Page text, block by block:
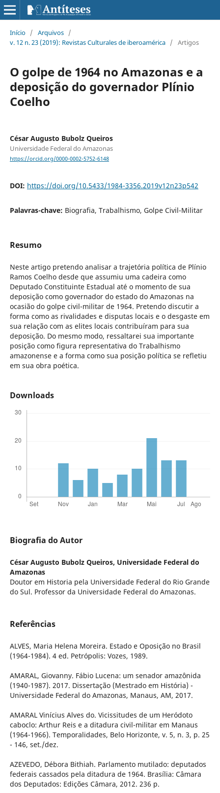
Início / Arquivos /
v. 12 n. 23 (2019): Revistas Culturales de iberoamérica / Artigos
O golpe de 1964 no Amazonas e a
deposição do governador Plínio
Coelho
César Augusto Bubolz Queiros
Universidade Federal do Amazonas
https://orcid.org/0000-0002-5752-6148
DOI: https://doi.org/10.5433/1984-3356.2019v12n23p542
Palavras-chave: Biografia, Trabalhismo, Golpe Civil-Militar
Resumo
Neste artigo pretendo analisar a trajetória política de Plínio
Ramos Coelho desde que assumiu uma cadeira como
Deputado Constituinte Estadual até o momento de sua
deposição como governador do estado do Amazonas na
ocasião do golpe civil-militar de 1964. Pretendo discutir a
forma como as rivalidades e disputas locais e o desgaste em
sua relação com as elites locais contribuíram para sua
deposição. Do mesmo modo, ressaltarei sua importante
posição como figura representativa do Trabalhismo
amazonense e a forma como sua posição política se refletiu
em sua obra poética.
Downloads
Biografia do Autor
César Augusto Bubolz Queiros, Universidade Federal do
Amazonas
Doutor em Historia pela Universidade Federal do Rio Grande
do Sul. Professor da Universidade Federal do Amazonas.
Referências
ALVES, Maria Helena Moreira. Estado e Oposição no Brasil
(1964-1984). 4 ed. Petrópolis: Vozes, 1989.
AMARAL, Giovanny. Fábio Lucena: um senador amazônida
(1940-1987). 2017. Dissertação (Mestrado em História) -
Universidade Federal do Amazonas, Manaus, AM, 2017.
AMARAL Vinícius Alves do. Vicissitudes de um Heródoto
caboclo: Arthur Reis e a ditadura civil-militar em Manaus
(1964-1966). Temporalidades, Belo Horizonte, v. 5, n. 3, p. 25
- 146, set./dez.
AZEVEDO, Débora Bithiah. Parlamento mutilado: deputados
federais cassados pela ditadura de 1964. Brasília: Câmara
dos Deputados: Edições Câmara, 2012. 236 p.